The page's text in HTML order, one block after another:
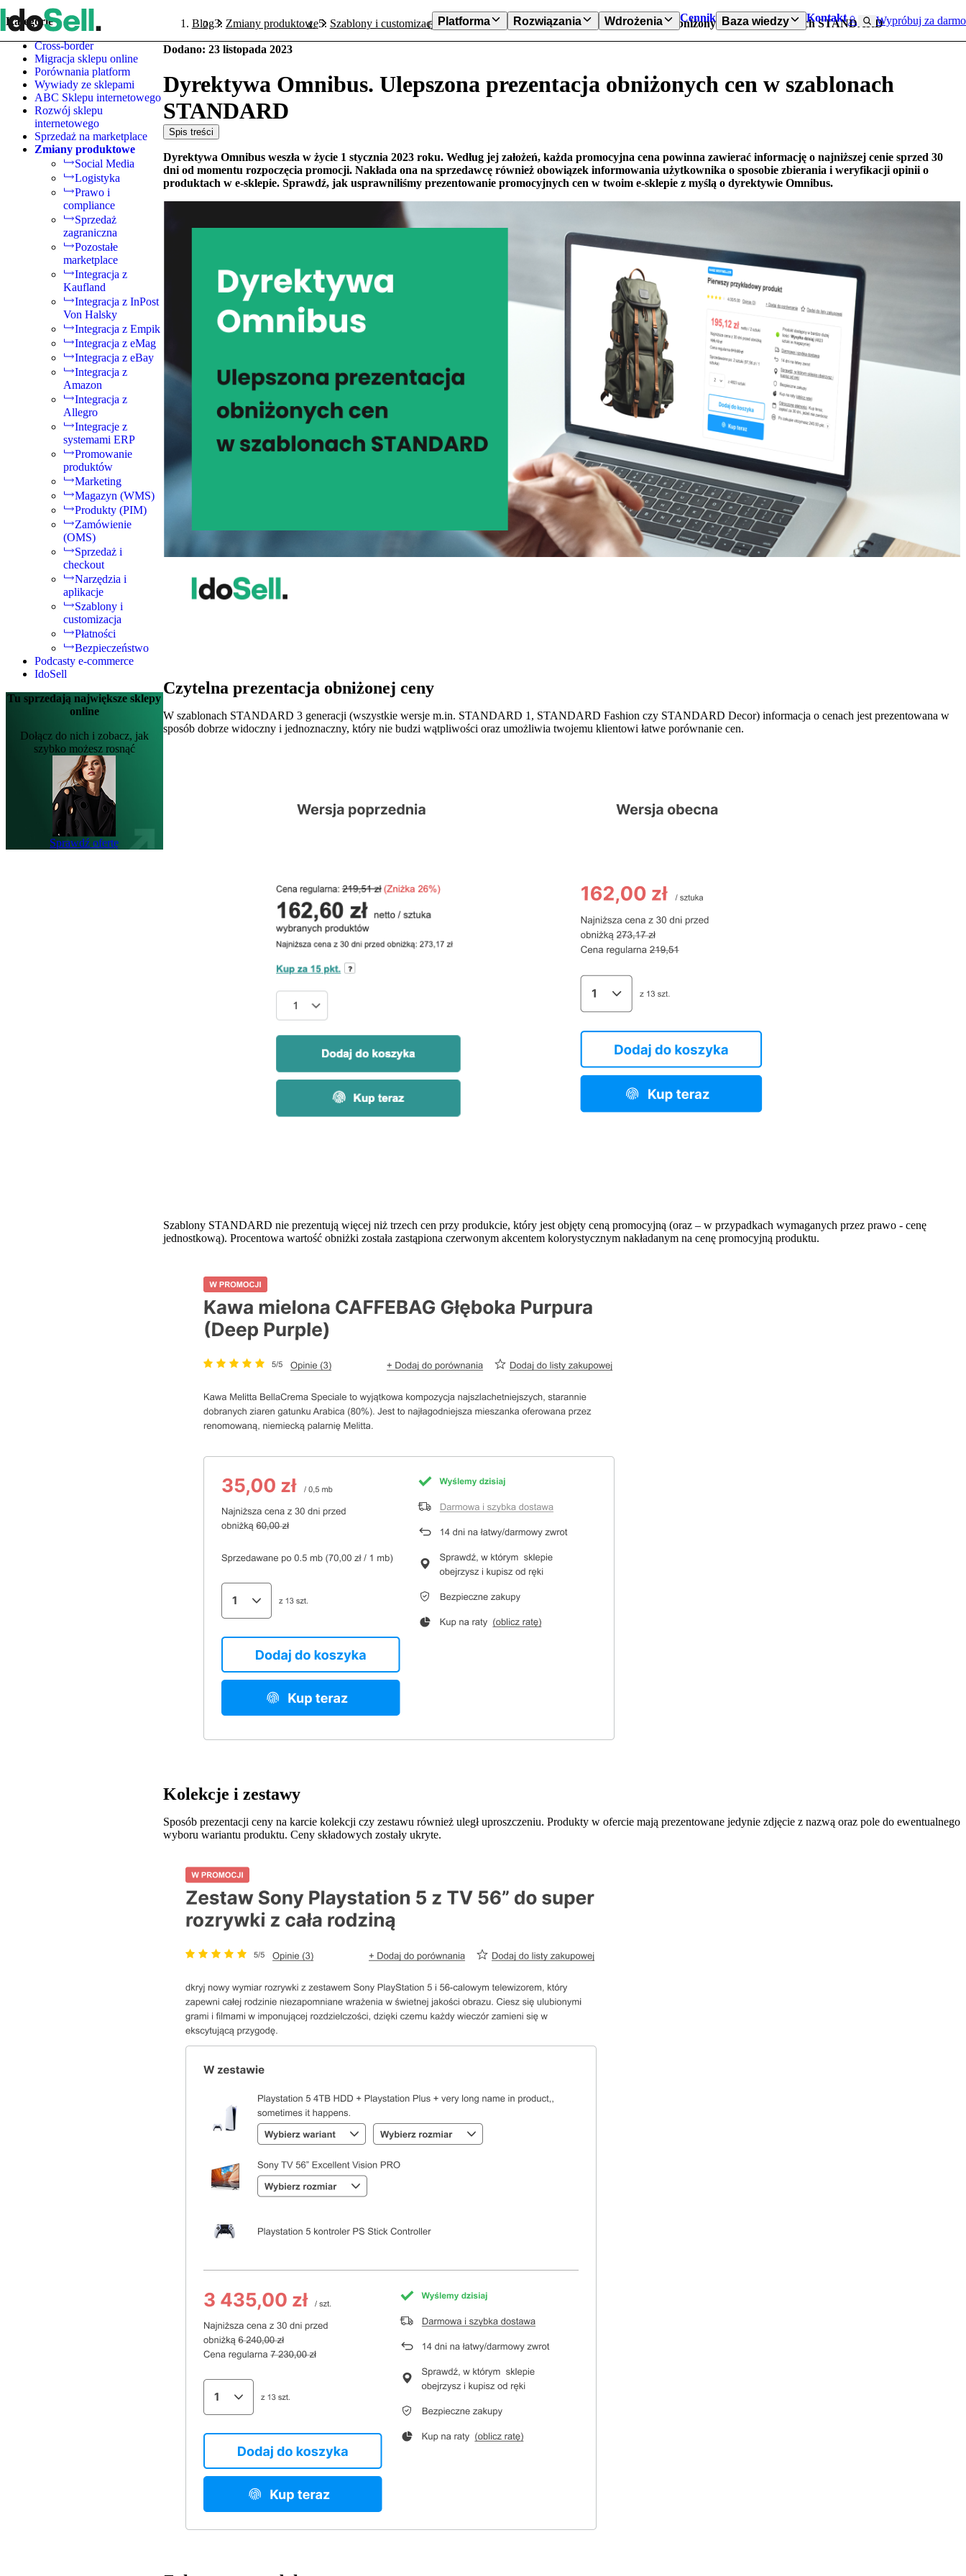
Platforma Rozwiązania Wdrożenia Cennik Baza wiedzy Kontakt Wypróbuj za darmo
Kategorie
Cross-border
Migracja sklepu online
Porównania platform
Wywiady ze sklepami
ABC Sklepu internetowego
Rozwój sklepu
internetowego
Sprzedaż na marketplace
Zmiany produktowe
Social Media
Logistyka
Prawo i
compliance
Sprzedaż
zagraniczna
Pozostałe
marketplace
Integracja z
Kaufland
Integracja z InPost
Von Halsky
Integracja z Empik
Integracja z eMag
Integracja z eBay
Integracja z
Amazon
Integracja z
Allegro
Integracje z
systemami ERP
Promowanie
produktów
Marketing
Magazyn (WMS)
Produkty (PIM)
Zamówienie
(OMS)
Sprzedaż i
checkout
Narzędzia i
aplikacje
Szablony i
customizacja
Płatności
Bezpieczeństwo
Podcasty e-commerce
IdoSell
Tu sprzedają największe sklepy
online
Dołącz do nich i zobacz, jak
szybko możesz rosnąć
Sprawdź ofertę
Blog Zmiany produktowe Szablony i customizacja Dyrektywa Omnibus. Ulepszona prezentacja obniżonych cen w szablonach STANDARD
Dodano: 23 listopada 2023
Dyrektywa Omnibus. Ulepszona prezentacja obniżonych cen w szablonach
STANDARD
Spis treści
Dyrektywa Omnibus weszła w życie 1 stycznia 2023 roku. Według jej założeń, każda promocyjna cena powinna zawierać informację o najniższej cenie sprzed 30
dni od momentu rozpoczęcia promocji. Nakłada ona na sprzedawcę również obowiązek informowania użytkownika o sposobie zbierania i weryfikacji opinii o
produktach w e-sklepie. Sprawdź, jak usprawniliśmy prezentowanie promocyjnych cen w twoim e-sklepie z myślą o dyrektywie Omnibus.
Czytelna prezentacja obniżonej ceny
W szablonach STANDARD 3 generacji (wszystkie wersje m.in. STANDARD 1, STANDARD Fashion czy STANDARD Decor) informacja o cenach jest prezentowana w
sposób dobrze widoczny i jednoznaczny, który nie budzi wątpliwości oraz umożliwia twojemu klientowi łatwe porównanie cen.
Szablony STANDARD nie prezentują więcej niż trzech cen przy produkcie, który jest objęty ceną promocyjną (oraz – w przypadkach wymaganych przez prawo - cenę
jednostkową). Procentowa wartość obniżki została zastąpiona czerwonym akcentem kolorystycznym nakładanym na cenę promocyjną produktu.
Kolekcje i zestawy
Sposób prezentacji ceny na karcie kolekcji czy zestawu również uległ uproszczeniu. Produkty w ofercie mają prezentowane jedynie zdjęcie z nazwą oraz pole do ewentualnego
wyboru wariantu produktu. Ceny składowych zostały ukryte.